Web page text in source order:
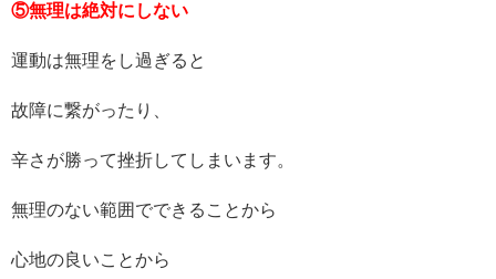
⑤無理は絶対にしない
運動は無理をし過ぎると
故障に繋がったり、
辛さが勝って挫折してしまいます。
無理のない範囲でできることから
心地の良いことから